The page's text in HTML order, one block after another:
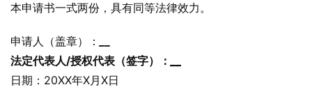
本申请书一式两份，具有同等法律效力。
申请人（盖章）：
法定代表人/授权代表（签字）：
日期：20XX年X月X日